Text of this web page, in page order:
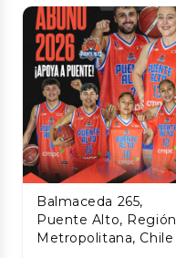
Balmaceda 265,
Puente Alto, Región
Metropolitana, Chile